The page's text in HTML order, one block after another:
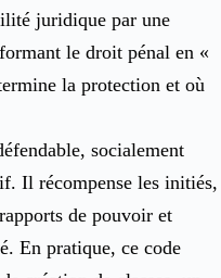
juridique par une
le droit pénal en «
la protection et où
socialement
Il récompense les initiés,
de pouvoir et
En pratique, ce code